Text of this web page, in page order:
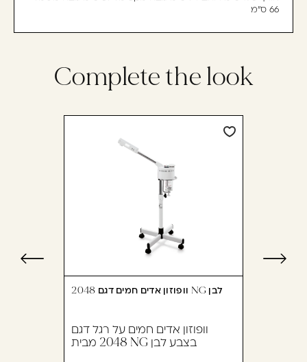
66 ס"מ
Complete the look
וופוזון אדים חמים דגם 2048 NG לבן
וופוזון אדים חמים על רגל דגם
2048 מבית NG בצבע לבן